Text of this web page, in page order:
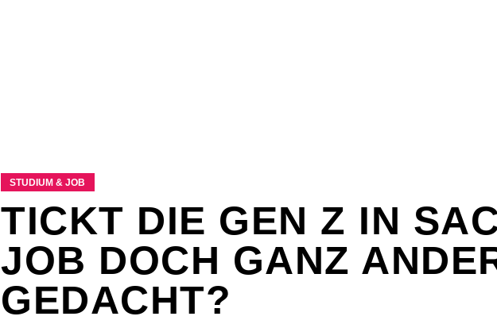
STUDIUM & JOB
TICKT DIE GEN Z IN
JOB DOCH GANZ
GEDACHT?